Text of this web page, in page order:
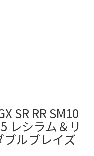
SR RR SM10
レシラム＆リ
ブルブレイズ